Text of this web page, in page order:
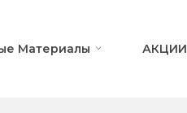
Материалы АКЦИИ